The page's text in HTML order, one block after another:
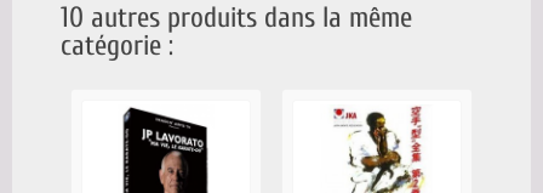
10 autres produits dans la même
catégorie :